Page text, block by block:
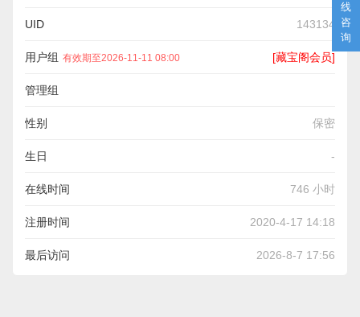
线
咨
询
UID 143134
用户组 有效期至2026-11-11 08:00 [藏宝阁会员]
管理组
性别 保密
生日 -
在线时间 746 小时
注册时间 2020-4-17 14:18
最后访问 2026-8-7 17:56